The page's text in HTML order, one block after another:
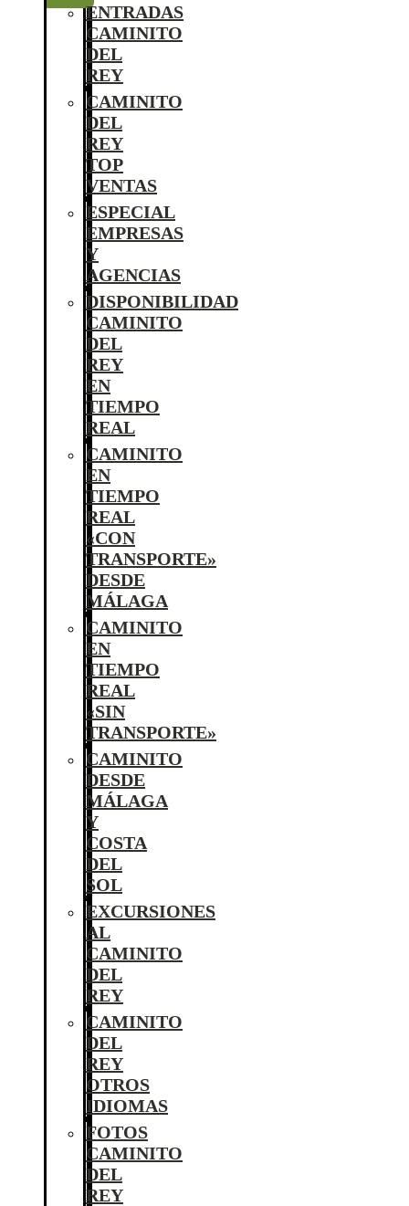
ENTRADAS
CAMINITO
DEL
REY
CAMINITO
DEL
REY
TOP
VENTAS
ESPECIAL
EMPRESAS
Y
AGENCIAS
DISPONIBILIDAD
CAMINITO
DEL
REY
EN
TIEMPO
REAL
CAMINITO
EN
TIEMPO
REAL
«CON
TRANSPORTE»
DESDE
MÁLAGA
CAMINITO
EN
TIEMPO
REAL
«SIN
TRANSPORTE»
CAMINITO
DESDE
MÁLAGA
Y
COSTA
DEL
SOL
EXCURSIONES
AL
CAMINITO
DEL
REY
CAMINITO
DEL
REY
OTROS
IDIOMAS
FOTOS
CAMINITO
DEL
REY